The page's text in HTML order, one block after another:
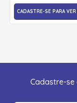
CADASTRE-SE PARA
Cadastre-